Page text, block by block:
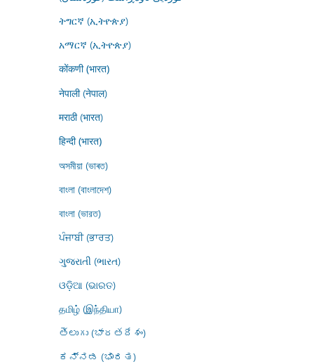
ትግርኛ (ኢትዮጵያ)
አማርኛ (ኢትዮጵያ)
कोंकणी (भारत)
नेपाली (नेपाल)
मराठी (भारत)
हिन्दी (भारत)
অসমীয়া (ভাৰত)
বাংলা (বাংলাদেশ)
বাংলা (ভারত)
ਪੰਜਾਬੀ (ਭਾਰਤ)
ગુજરાતી (ભારત)
ଓଡ଼ିଆ (ଭାରତ)
தமிழ் (இந்தியா)
తెలుగు (భారతదేశం)
ಕನ್ನಡ (ಭಾರತ)